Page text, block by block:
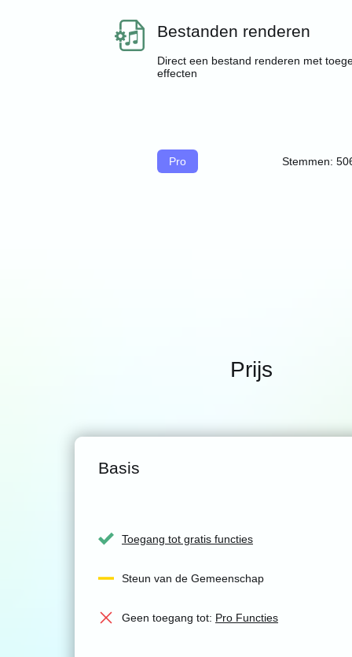
Bestanden renderen
Direct een bestand renderen met
effecten
Pro Stemmen:
Prijs
Basis
Toegang tot gratis functies
Steun van de Gemeenschap
Geen toegang tot: Pro Functies